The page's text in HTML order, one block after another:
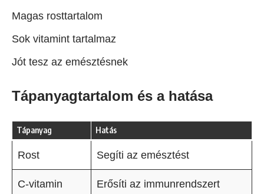
Magas rosttartalom
Sok vitamint tartalmaz
Jót tesz az emésztésnek
Tápanyagtartalom és a hatása
Tápanyag Hatás
Rost Segíti az emésztést
C-vitamin Erősíti az immunrendszert